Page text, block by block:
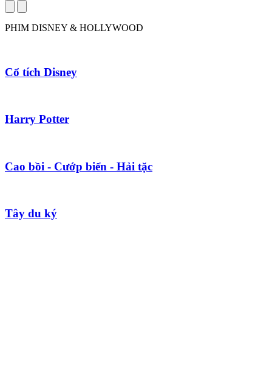
PHIM DISNEY & HOLLYWOOD
Cổ tích Disney
Harry Potter
Cao bồi - Cướp biển - Hải tặc
Tây du ký